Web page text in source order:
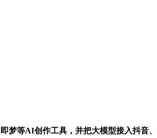
等AI创作工具，并把大模型接入抖音、